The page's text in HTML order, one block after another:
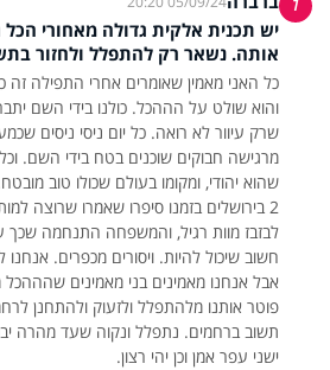
7
יש תכנית אלקית גדולה מאחורי הכל
אותה. נשאר רק להתפלל ולחזור
כל האני מאמין שאומרים אחרי התפילה זה
והוא שולט על הההכל. כולנו בידי השם
שרק עיוור לא רואה. כל יום ניסי ניסים
מרגישה חבוקים שוכנים בטח בידי השם.
שהוא יהודי, ומקומו בעולם שכולו טוב
2 בירושלים בזמנו סיפרו שאמרו שרוצה
לבזבז מוות רגיל, והמשפחה התנחמה שכך
חשוב שיכול להיות. ויסורים מכפרים.
אבל אנחנו מאמינים בני מאמינים
פוטר אותנו מלהתפלל ולזעוק ולהתחנן
תשוב ברחמים. נתפלל ונקוה שעד מהרה
ישני עפר אמן וכן יהי רצון.